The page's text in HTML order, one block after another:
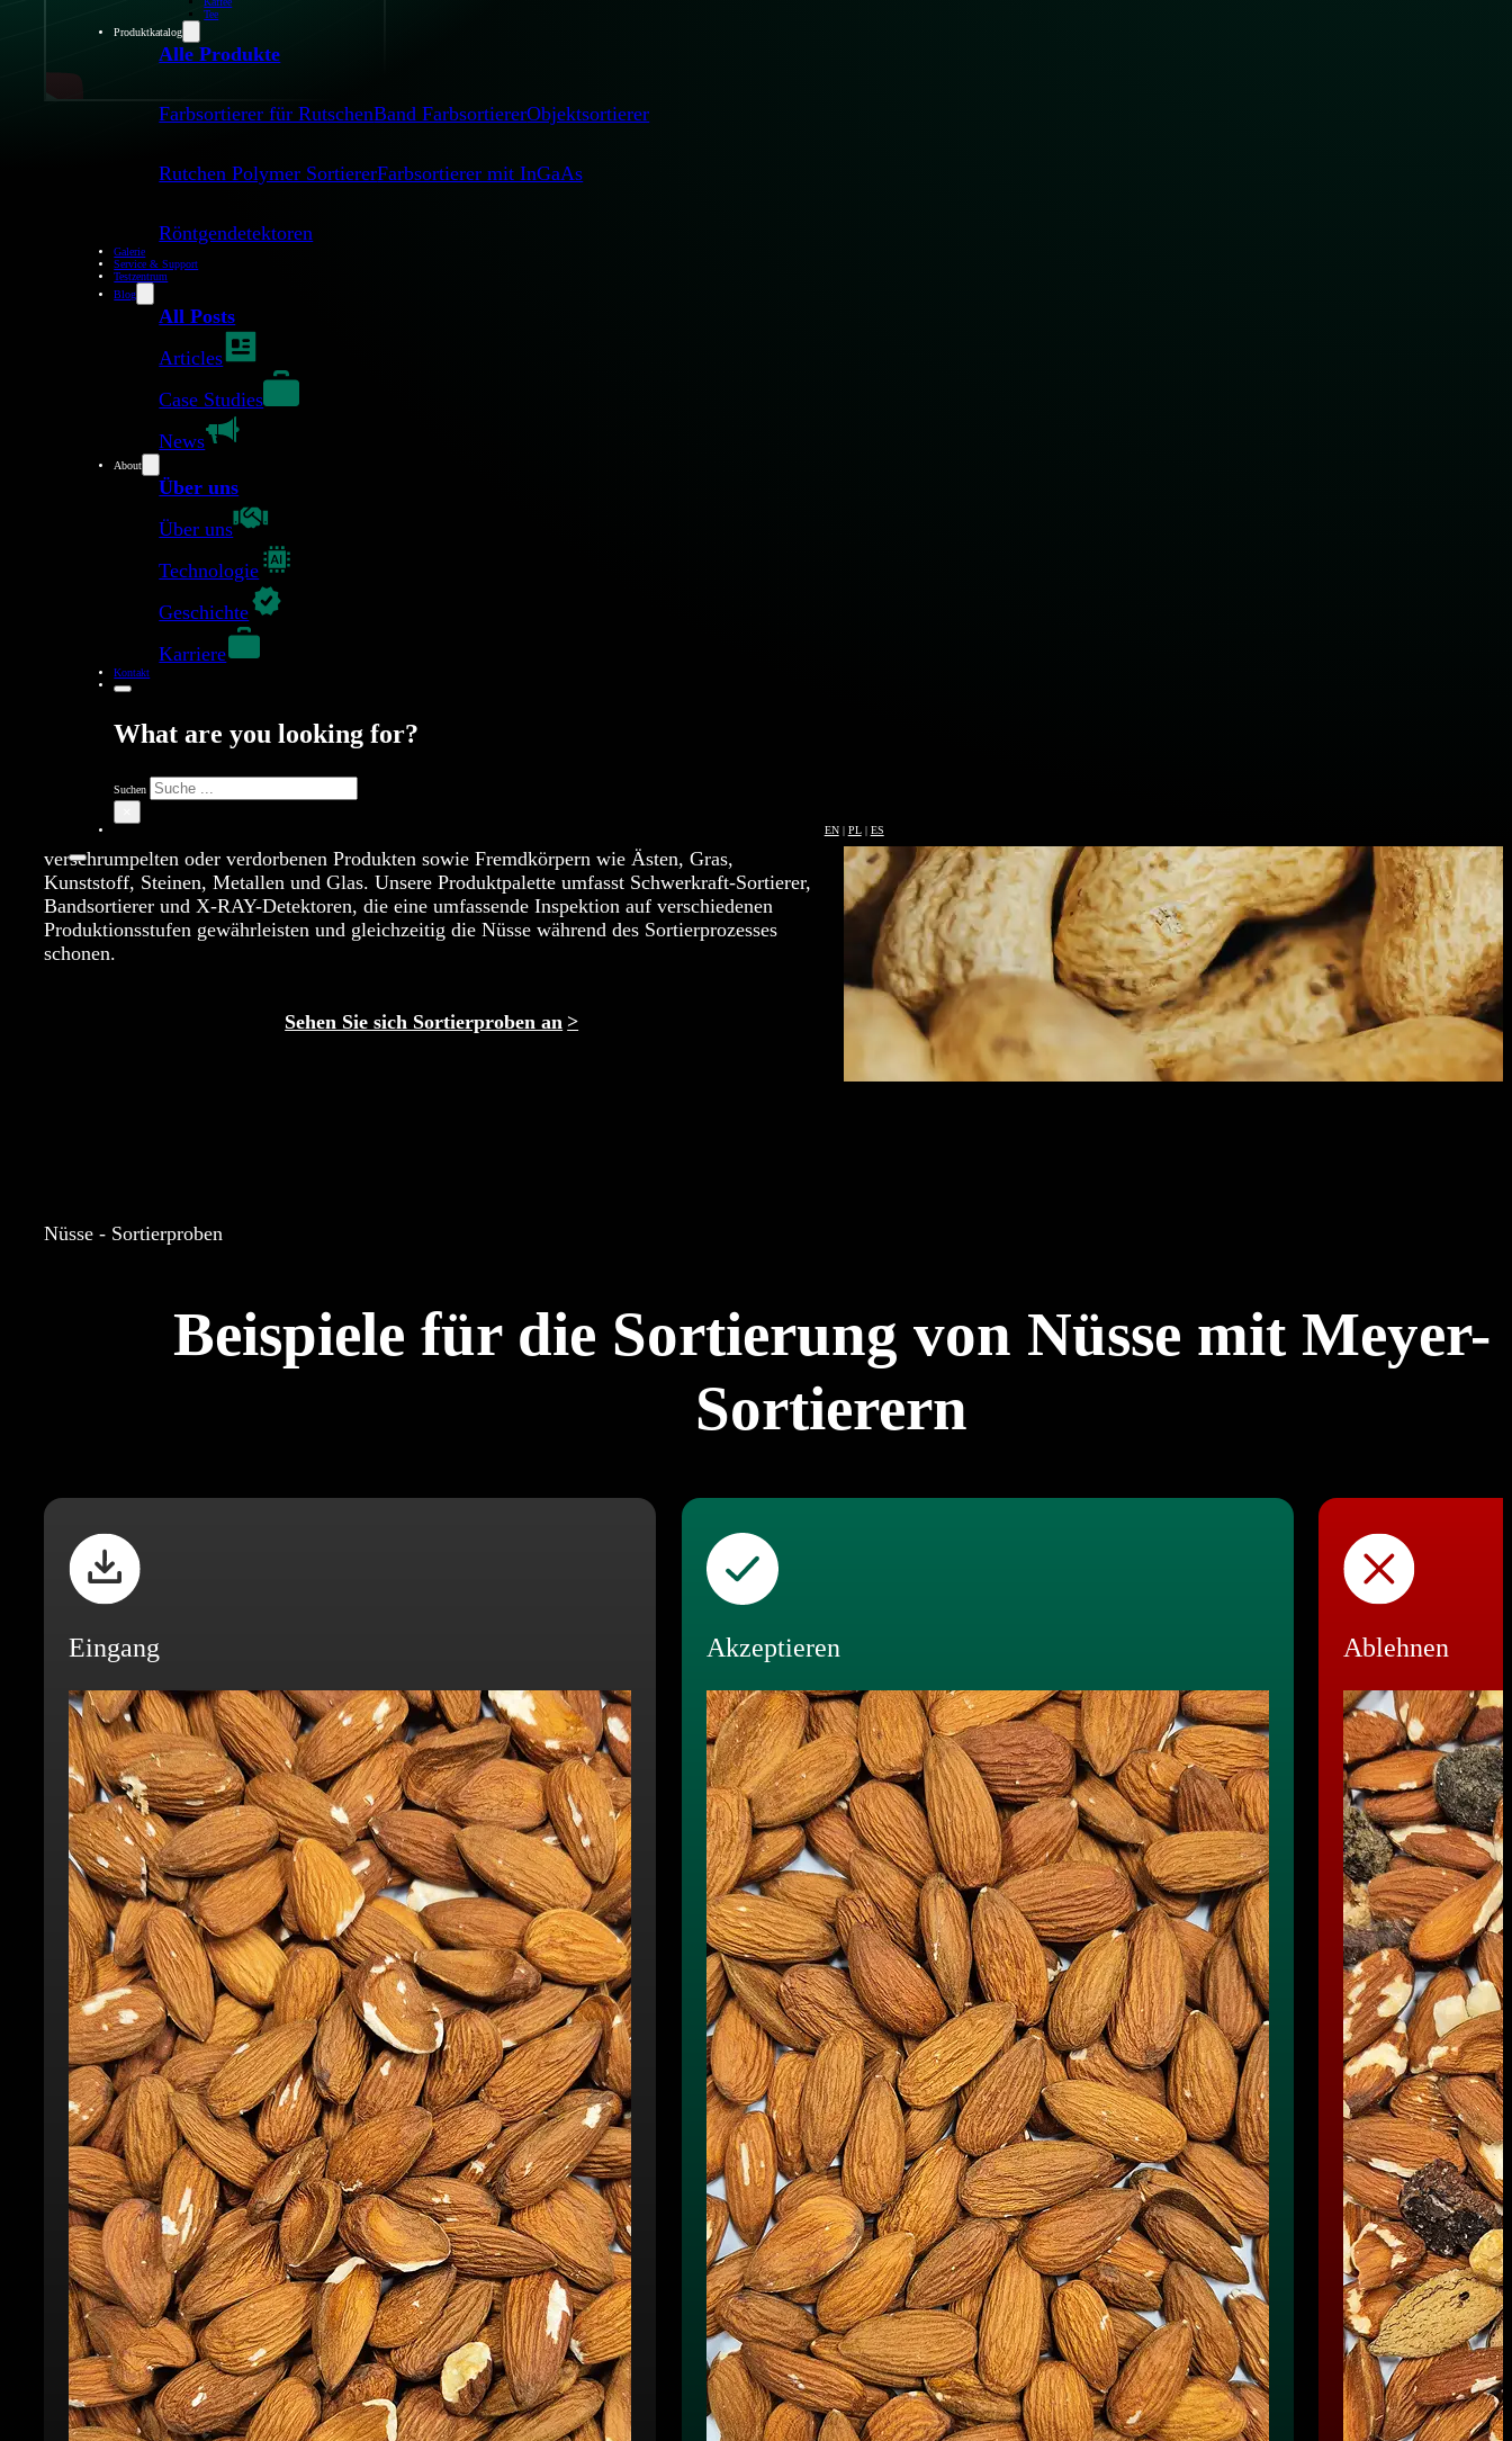
Tee
Produktkatalog
Alle Produkte
Farbsortierer für RutschenBand FarbsortiererObjektsortierer
Rutchen Polymer SortiererFarbsortierer mit InGaAs
Röntgendetektoren
Galerie
Service & Support
Testzentrum
Blog
All Posts
Articles
Case Studies
News
About
Über uns
Über uns
Technologie
Geschichte
Karriere
Kontakt
What are you looking for?
Suchen
EN| PL| ES
Optische Sortierung von Nüsse
Verbessern Sie die Sortierqualität von Nüsse und
Optischer Sortierprozess für Nüsse
Separation und Reinigung verschiedener Nusssorten und -formen. Unsere Technologie eignet
erfolgreich für die Sortierung von Haselnüssen, Erdnüssen, Walnüssen, Macadamia-Nüssen,
MEYER-Technologie ermöglicht die präzise Entfernung von Schalen, beschädigten,
verschrumpelten oder verdorbenen Produkten sowie Fremdkörpern wie Ästen, Gras,
Kunststoff, Steinen, Metallen und Glas. Unsere Produktpalette umfasst Schwerkraft-Sortierer,
Bandsortierer und X-RAY-Detektoren, die eine umfassende Inspektion auf verschiedenen
Produktionsstufen gewährleisten und gleichzeitig die Nüsse während des Sortierprozesses
schonen.
Sehen Sie sich Sortierproben an
Nüsse - Sortierproben
Beispiele für die Sortierung von Nüsse mit Meyer-
Sortierern
Eingang Akzeptieren Ablehnen